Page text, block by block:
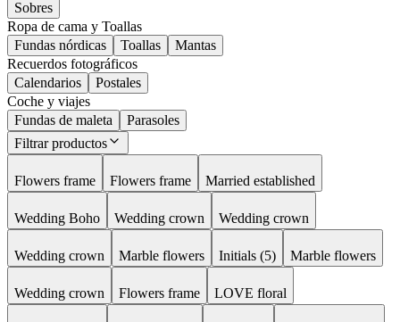
Sobres
Ropa de cama y Toallas
Fundas nórdicas
Toallas
Mantas
Recuerdos fotográficos
Calendarios
Postales
Coche y viajes
Fundas de maleta
Parasoles
Filtrar productos
Flowers frame Flowers frame Married established
Wedding Boho Wedding crown Wedding crown
Wedding crown Marble flowers Initials (5) Marble flowers
Wedding crown Flowers frame LOVE floral